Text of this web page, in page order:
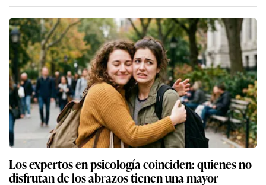
Los expertos en psicología coinciden: quienes no
disfrutan de los abrazos tienen una mayor